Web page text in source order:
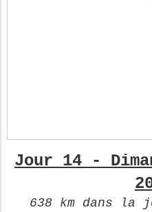
Jour 14 -
638 km dans la